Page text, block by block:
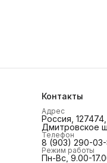
Контакты
Адрес
Россия,
Дмитровское
Телефон
8 (903) 290-
Режим работы
Пн-Вс, 9.00-